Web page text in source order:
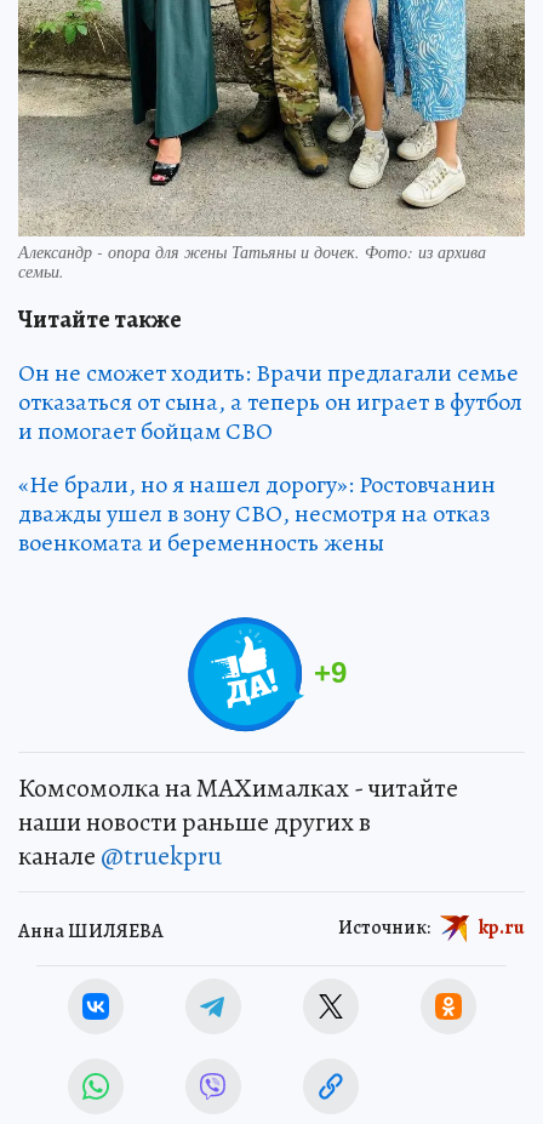
Александр - опора для жены Татьяны и дочек. Фото: из архива
семьи.
Читайте также
Он не сможет ходить: Врачи предлагали семье
отказаться от сына, а теперь он играет в футбол
и помогает бойцам СВО
«Не брали, но я нашел дорогу»: Ростовчанин
дважды ушел в зону СВО, несмотря на отказ
военкомата и беременность жены
+9
Комсомолка на MAXималках - читайте
наши новости раньше других в
канале @truekpru
Анна ШИЛЯЕВА Источник: kp.ru